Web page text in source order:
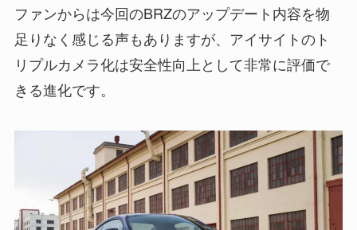
ファンからは今回のBRZのアップデート内容を物
足りなく感じる声もありますが、アイサイトのト
リプルカメラ化は安全性向上として非常に評価で
きる進化です。